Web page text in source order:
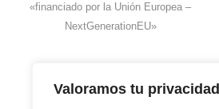
Valoramos tu privacidad
«financiado por la Unión Europea –
NextGenerationEU»